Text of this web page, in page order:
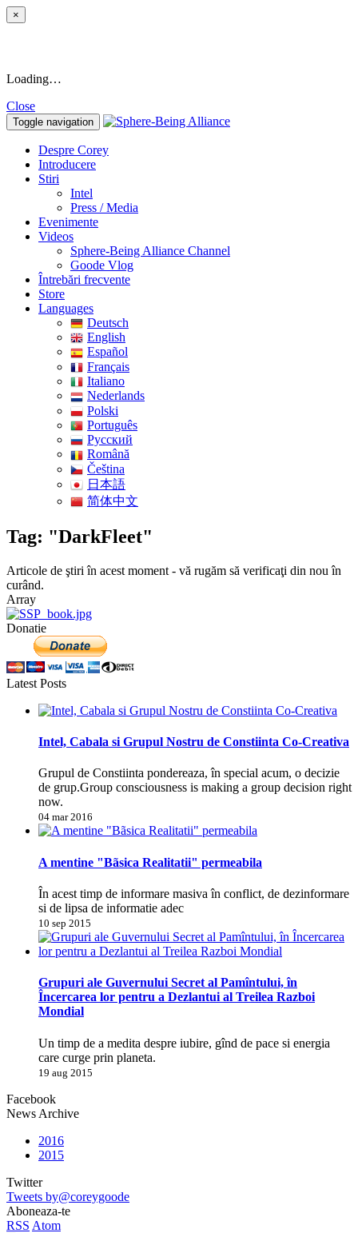
×
Loading…
Close
Toggle navigation
Despre Corey
Introducere
Stiri
Intel
Press / Media
Evenimente
Videos
Sphere-Being Alliance Channel
Goode Vlog
Întrebări frecvente
Store
Languages
Deutsch
English
Español
Français
Italiano
Nederlands
Polski
Português
Pусский
Română
Čeština
日本語
简体中文
Tag: "DarkFleet"
Articole de ştiri în acest moment - vă rugăm să verificaţi din nou în
curând.
Array
Donatie
Latest Posts
Intel, Cabala si Grupul Nostru de Constiinta Co-Creativa
Grupul de Constiinta pondereaza, în special acum, o decizie
de grup.Group consciousness is making a group decision right
now.
04 mar 2016
A mentine "Bãsica Realitatii" permeabila
În acest timp de informare masiva în conflict, de dezinformare
si de lipsa de informatie adec
10 sep 2015
Grupuri ale Guvernului Secret al Pamîntului, în
Încercarea lor pentru a Dezlantui al Treilea Razboi
Mondial
Un timp de a medita despre iubire, gînd de pace si energia
care curge prin planeta.
19 aug 2015
Facebook
News Archive
2016
2015
Twitter
Tweets by@coreygoode
Aboneaza-te
RSS Atom